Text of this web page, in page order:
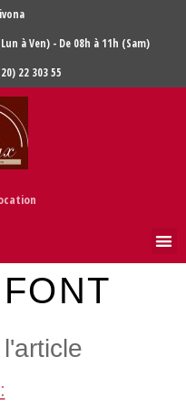
à Ven) - De 08h à 11h (Sam)
22 303 55